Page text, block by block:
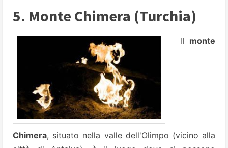
5. Monte Chimera (Turchia)
Il monte
Chimera, situato nella valle dell'Olimpo (vicino alla